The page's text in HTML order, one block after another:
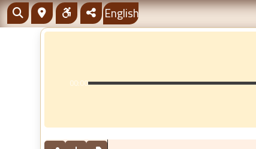
English
00:00